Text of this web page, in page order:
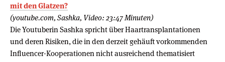
mit den Glatzen?
(youtube.com, Sashka, Video: 23:47 Minuten)
Die Youtuberin Sashka spricht über Haartransplantationen
und deren Risiken, die in den derzeit gehäuft vorkommenden
Influencer-Kooperationen nicht ausreichend thematisiert